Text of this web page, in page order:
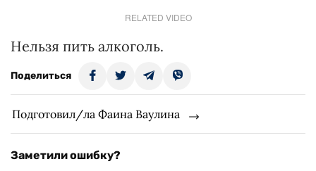
RELATED VIDEO
Нельзя пить алкоголь.
Поделиться
Подготовил/ла Фаина Ваулина
Заметили ошибку?